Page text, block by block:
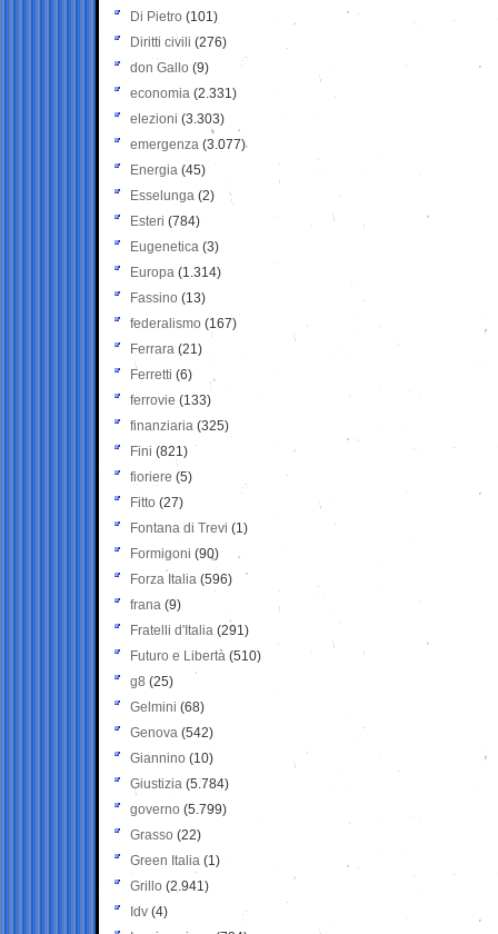
Di Pietro (101)
Diritti civili (276)
don Gallo (9)
economia (2.331)
elezioni (3.303)
emergenza (3.077)
Energia (45)
Esselunga (2)
Esteri (784)
Eugenetica (3)
Europa (1.314)
Fassino (13)
federalismo (167)
Ferrara (21)
Ferretti (6)
ferrovie (133)
finanziaria (325)
Fini (821)
fioriere (5)
Fitto (27)
Fontana di Trevi (1)
Formigoni (90)
Forza Italia (596)
frana (9)
Fratelli d'Italia (291)
Futuro e Libertà (510)
g8 (25)
Gelmini (68)
Genova (542)
Giannino (10)
Giustizia (5.784)
governo (5.799)
Grasso (22)
Green Italia (1)
Grillo (2.941)
Idv (4)